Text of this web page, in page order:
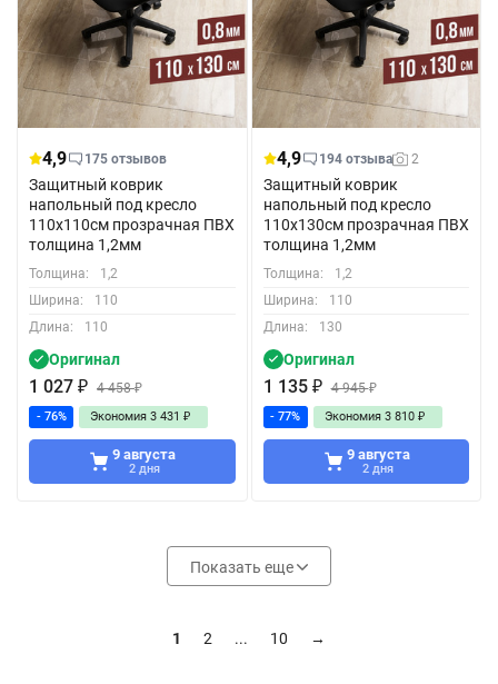
4,9 175 отзывов
Защитный коврик
напольный под кресло
110x110см прозрачная ПВХ
толщина 1,2мм
Толщина:
1,2
Ширина:
110
Длина:
110
Оригинал
1 027 ₽ 4 458₽
- 76% Экономия 3 431 ₽
9 августа
2 дня
4,9 194 отзыва 2
Защитный коврик
напольный под кресло
110x130см прозрачная ПВХ
толщина 1,2мм
Толщина:
1,2
Ширина:
110
Длина:
130
Оригинал
1 135 ₽ 4 945₽
- 77% Экономия 3 810 ₽
9 августа
2 дня
Показать еще
1 2 ... 10 →